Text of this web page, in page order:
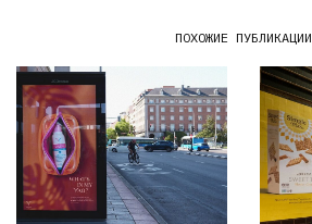
ПОХОЖИЕ ПУБЛИКАЦИИ